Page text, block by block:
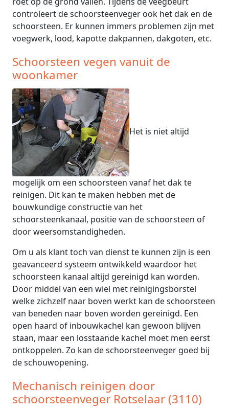
controleert de schoorsteenveger ook het dak en de
schoorsteen. Er kunnen immers problemen zijn met
voegwerk, lood, kapotte dakpannen, dakgoten, etc.
Schoorsteen vegen vanuit de
woonkamer
Het is niet altijd
mogelijk om een schoorsteen vanaf het dak te
reinigen. Dit kan te maken hebben met de
bouwkundige constructie van het
schoorsteenkanaal, positie van de schoorsteen of
door weersomstandigheden.
Om u als klant toch van dienst te kunnen zijn is een
geavanceerd systeem ontwikkeld waardoor het
schoorsteen kanaal altijd gereinigd kan worden.
Door middel van een wiel met reinigingsborstel
welke zichzelf naar boven werkt kan de schoorsteen
van beneden naar boven worden gereinigd. Een
open haard of inbouwkachel kan gewoon blijven
staan, maar een losstaande kachel moet men eerst
ontkoppelen. Zo kan de schoorsteenveger goed bij
de schouwopening.
Mechanisch reinigen door
schoorsteenveger Rotselaar (3110)